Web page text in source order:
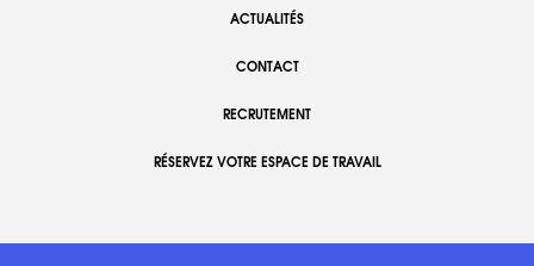
ACTUALITÉS
CONTACT
RECRUTEMENT
RÉSERVEZ VOTRE ESPACE DE TRAVAIL